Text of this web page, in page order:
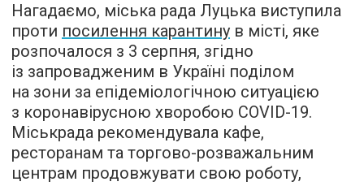
Нагадаємо, міська рада Луцька виступила
проти посилення карантину в місті, яке
розпочалося з 3 серпня, згідно
із запровадженим в Україні поділом
на зони за епідеміологічною ситуацією
з коронавірусною хворобою COVID-19.
Міськрада рекомендувала кафе,
ресторанам та торгово-розважальним
центрам продовжувати свою роботу,